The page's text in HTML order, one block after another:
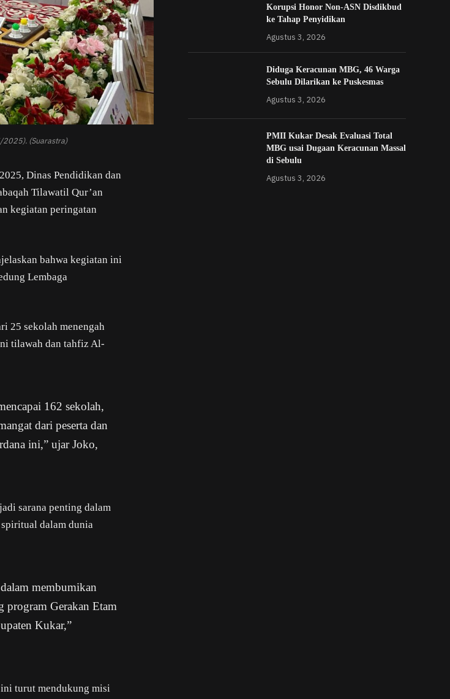
2025). (Suarastra)
Dinas Pendidikan dan
Tilawatil Qur’an
kegiatan peringatan
bahwa kegiatan ini
Lembaga
25 sekolah menengah
tilawah dan tahfiz Al-
162 sekolah,
dari peserta dan
ini,” ujar Joko,
sarana penting dalam
dalam dunia
membumikan
program Gerakan Etam
Kukar,”
turut mendukung misi
Korupsi Honor Non-ASN Disdikbud
ke Tahap Penyidikan
Agustus 3, 2026
Diduga Keracunan MBG, 46 Warga
Sebulu Dilarikan ke Puskesmas
Agustus 3, 2026
PMII Kukar Desak Evaluasi Total
MBG usai Dugaan Keracunan Massal
di Sebulu
Agustus 3, 2026